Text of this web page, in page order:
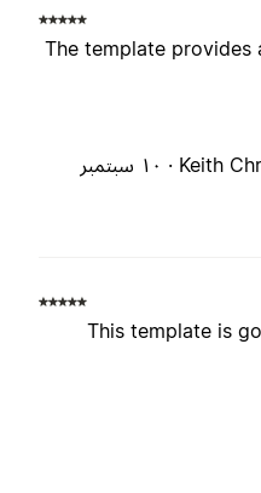
The template
١٠ سبتمبر
This